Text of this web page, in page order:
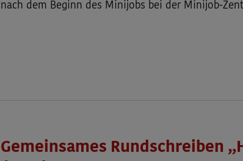
nach dem Beginn des Minijobs bei der Minijob-
Gemeinsames Rundschreiben